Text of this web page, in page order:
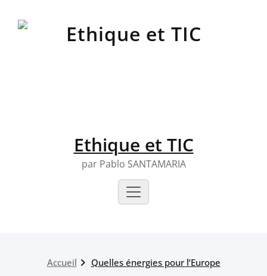
Ethique et TIC
par Pablo SANTAMARIA
Accueil Quelles énergies pour l’Europe